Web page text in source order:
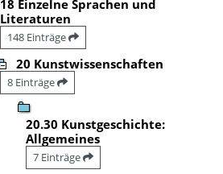
18 Einzelne Sprachen und
Literaturen
148 Einträge
20 Kunstwissenschaften
8 Einträge
20.30 Kunstgeschichte:
Allgemeines
7 Einträge